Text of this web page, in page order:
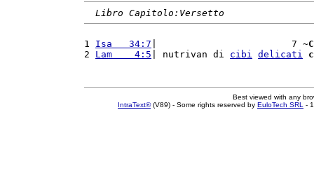
Libro Capitolo:Versetto
1 Isa   34:7 |                        7 ~
2 Lam    4:5 | nutrivan di cibi delicati
Best viewed with any
IntraText®(V89) - Some rights reserved by EuloTech SRL -